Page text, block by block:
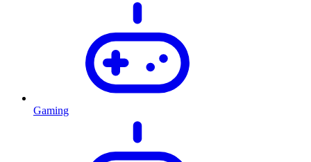
Gaming